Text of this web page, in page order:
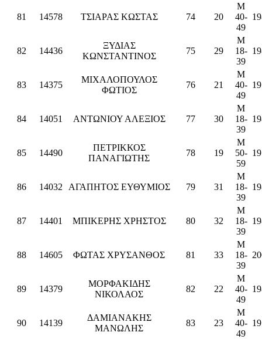
81 14578 ΤΣΙΑΡΑΣ ΚΩΣΤΑΣ 74 20
M
40-
49
82 14436
ΞΥΔΙΑΣ
ΚΩΝΣΤΑΝΤΙΝΟΣ
75 29
M
18-
39
83 14375
ΜΙΧΑΛΟΠΟΥΛΟΣ
ΦΩΤΙΟΣ
76 21
M
40-
49
84 14051 ΑΝΤΩΝΙΟΥ ΑΛΕΞΙΟΣ 77 30
M
18-
39
85 14490
ΠΕΤΡΙΚΚΟΣ
ΠΑΝΑΓΙΩΤΗΣ
78 19
M
50-
59
86 14032 ΑΓΑΠΗΤΟΣ ΕΥΘΥΜΙΟΣ 79 31
M
18-
39
87 14401 ΜΠΙΚΕΡΗΣ ΧΡΗΣΤΟΣ 80 32
M
18-
39
88 14605 ΦΩΤΑΣ ΧΡΥΣΑΝΘΟΣ 81 33
M
18-
39
89 14379
ΜΟΡΦΑΚΙΔΗΣ
ΝΙΚΟΛΑΟΣ
82 22
M
40-
49
90 14139
ΔΑΜΙΑΝΑΚΗΣ
ΜΑΝΩΛΗΣ
83 23
M
40-
49